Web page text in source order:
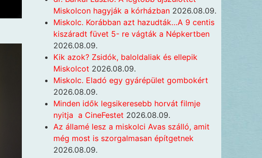
Miskolcon hagyják a kórházban 2026.08.09.
Miskolc. Korábban azt hazudták…A 9 centis
kiszáradt füvet 5- re vágták a Népkertben
2026.08.09.
Kik azok? Zsidók, baloldaliak és ellepik
Miskolcot 2026.08.09.
Miskolc. Eladó egy gyárépület gombokért
2026.08.09.
Minden idők legsikeresebb horvát filmje
nyitja a CineFestet 2026.08.09.
Az államé lesz a miskolci Avas szálló, amit
még most is szorgalmasan építgetnek
2026.08.09.